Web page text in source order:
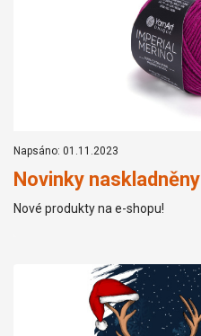
Napsáno: 01.11.2023
Novinky naskladněny
Nové produkty na e-shopu!